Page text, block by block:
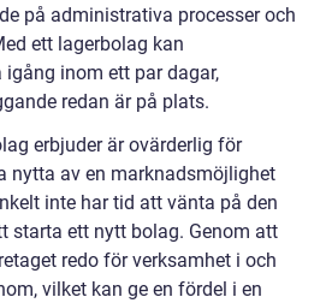
på administrativa processer och
ett lagerbolag kan
inom ett par dagar,
redan är på plats.
erbjuder är ovärderlig för
nytta av en marknadsmöjlighet
inte har tid att vänta på den
starta ett nytt bolag. Genom att
redo för verksamhet i och
vilket kan ge en fördel i en